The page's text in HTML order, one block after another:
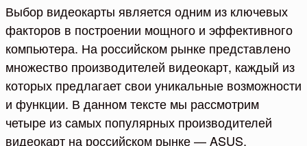
Выбор видеокарты является одним из ключевых
факторов в построении мощного и эффективного
компьютера. На российском рынке представлено
множество производителей видеокарт, каждый из
которых предлагает свои уникальные возможности
и функции. В данном тексте мы рассмотрим
четыре из самых популярных производителей
видеокарт на российском рынке — ASUS,